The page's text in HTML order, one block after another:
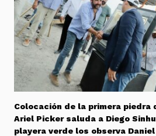
Colocación de la primera piedra
Ariel Picker saluda a Diego
playera verde los observa